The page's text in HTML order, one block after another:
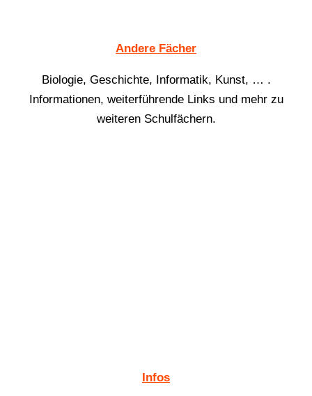
Andere Fächer
Biologie, Geschichte, Informatik, Kunst, … .
Informationen, weiterführende Links und mehr zu
weiteren Schulfächern.
Infos